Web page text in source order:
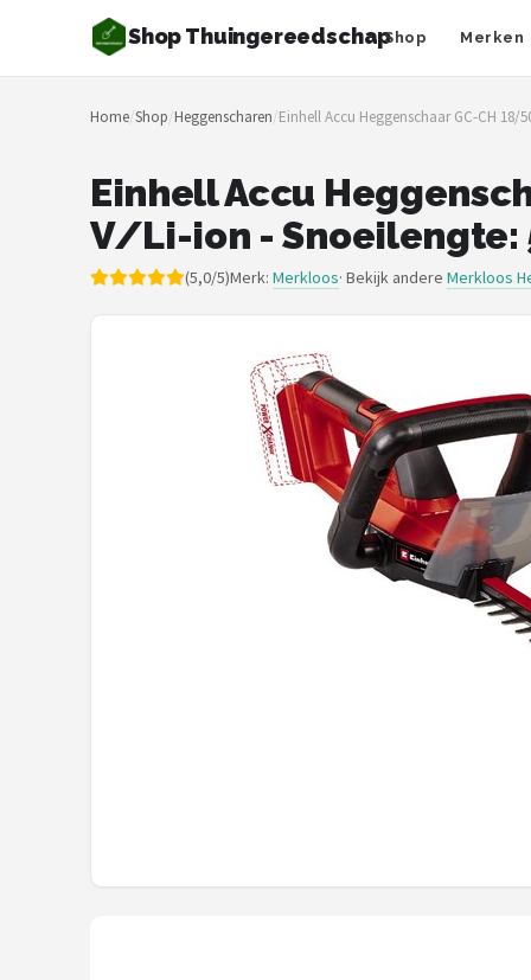
Shop ThuingereedschapShop Merken
Zoeken
NAVIGATIE
Merken
Home/Shop/Heggenscharen/Einhell Accu Heggenschaar GC-CH
Einhell Accu
V/Li-ion - Snoeilengte:
(5,0/5)Merk: Merkloos· Bekijk andere Merkloos